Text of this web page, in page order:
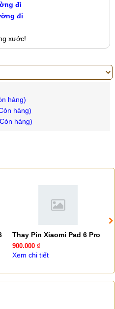
đi
đi
xước!
hàng)
hàng)
hàng)
Thay Pin Xiaomi Pad 6 Pro
900.000 ₫
Xem chi tiết